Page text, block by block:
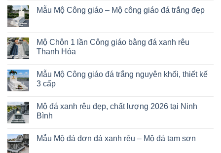
Mẫu Mộ Công giáo – Mộ công giáo đá trắng đẹp
Mộ Chôn 1 lần Công giáo bằng đá xanh rêu
Thanh Hóa
Mẫu Mộ Công giáo đá trắng nguyên khối, thiết kế
3 cấp
Mộ đá xanh rêu đẹp, chất lượng 2026 tại Ninh
Bình
Mẫu Mộ đá đơn đá xanh rêu – Mộ đá tam sơn